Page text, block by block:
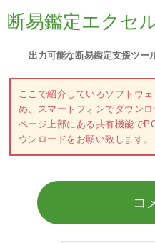
断易鑑定エクセ
出力可能な断易鑑定支援ツー
ここで紹介しているソフトウ
め、スマートフォンでダウン
ページ上部にある共有機能で
ウンロードをお願い致します。
コ